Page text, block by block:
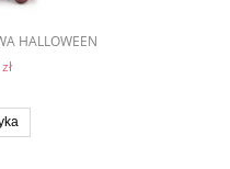
HALLOWEEN